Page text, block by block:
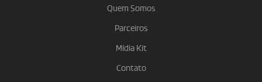
Quem Somos
Parceiros
Mídia Kit
Contato